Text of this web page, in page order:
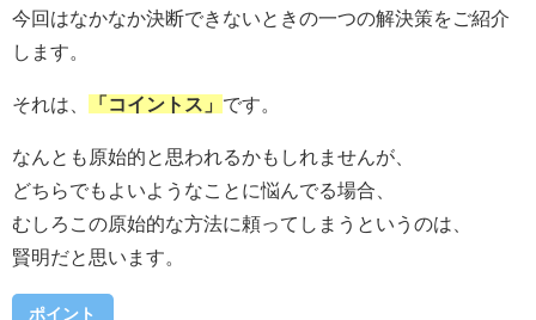
今回はなかなか決断できないときの一つの解決策をご紹介
します。
それは、 「コイントス」 です。
なんとも原始的と思われるかもしれませんが、
どちらでもよいようなことに悩んでる場合、
むしろこの原始的な方法に頼ってしまうというのは、
賢明だと思います。
ポイント